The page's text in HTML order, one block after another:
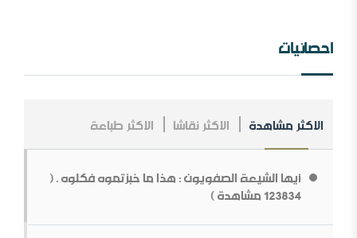
ما قولك في أبوي الرسول
احصائيات
الاكثر مشاهدة الاكثر نقاشا الاكثر طباعة
أيها الشيعة الصفويون : هذا ما خبزتموه فكلوه . (
123834 مشاهدة )